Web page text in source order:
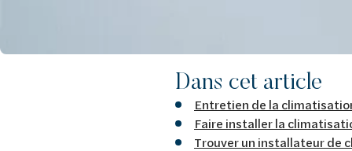
Dans cet article
Entretien de la
Faire installer la
Trouver un installateur de